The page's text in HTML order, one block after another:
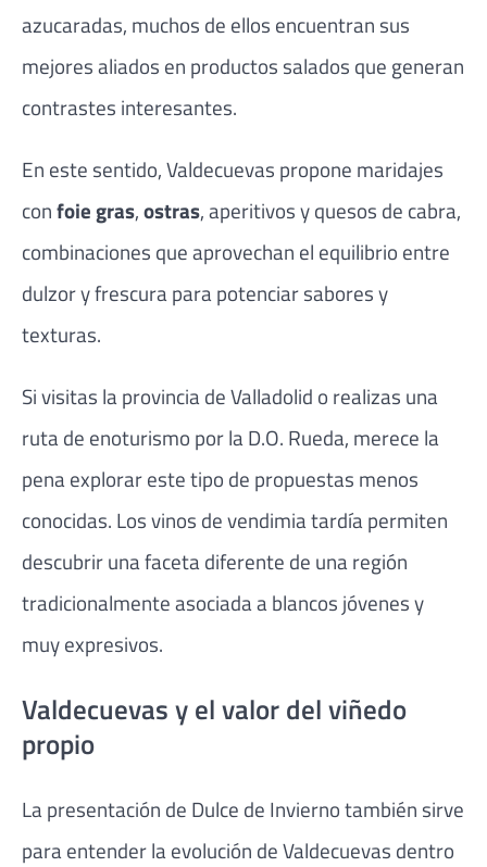
azucaradas, muchos de ellos encuentran sus
mejores aliados en productos salados que generan
contrastes interesantes.
En este sentido, Valdecuevas propone maridajes
confoie gras,ostras, aperitivos y quesos de cabra,
combinaciones que aprovechan el equilibrio entre
dulzor y frescura para potenciar sabores y
texturas.
Si visitas la provincia de Valladolid o realizas una
ruta de enoturismo por la D.O. Rueda, merece la
pena explorar este tipo de propuestas menos
conocidas. Los vinos de vendimia tardía permiten
descubrir una faceta diferente de una región
tradicionalmente asociada a blancos jóvenes y
muy expresivos.
Valdecuevas y el valor del viñedo
propio
La presentación de Dulce de Invierno también sirve
para entender la evolución de Valdecuevas dentro